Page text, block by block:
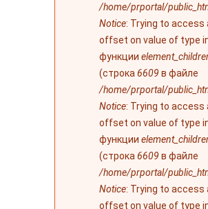
/home/prportal/
Notice: Trying to access
offset on value of type
функции
(строка 6609 в файле
/home/prportal/
Notice: Trying to access
offset on value of type
функции
(строка 6609 в файле
/home/prportal/
Notice: Trying to access
offset on value of type